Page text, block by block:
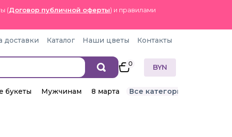
(Договор публичной оферты) и правилами
доставки Каталог Наши цветы Контакты
0 BYN
букеты Мужчинам 8 марта Все категории